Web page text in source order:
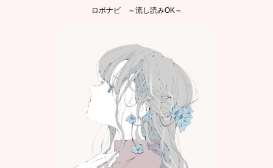
ロボナビ ～流し読みOK～